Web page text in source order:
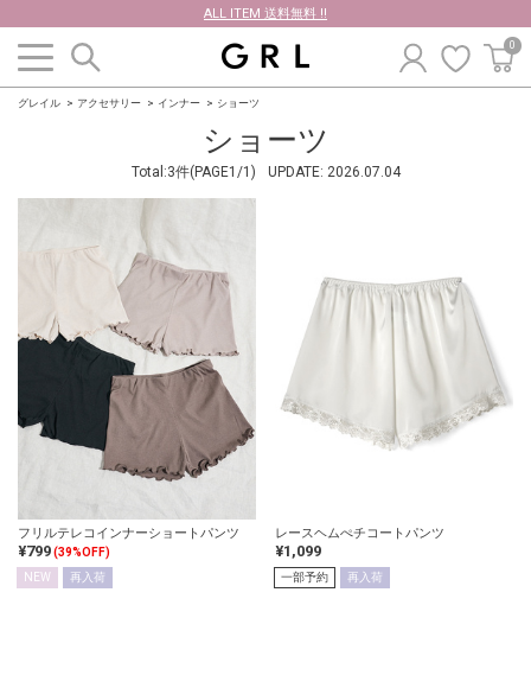
ALL ITEM 送料無料 !!
0
グレイル アクセサリー インナー ショーツ
ショーツ
Total:3件(PAGE1/1) UPDATE: 2026.07.04
フリルテレコインナーショートパンツ
¥799(39%OFF)
NEW
再入荷
レースヘムぺチコートパンツ
¥1,099
一部予約 再入荷